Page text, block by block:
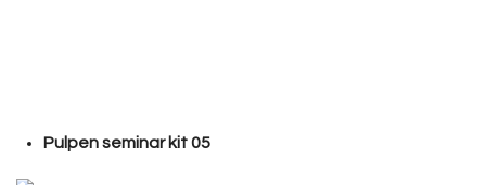
Pulpen seminar kit 05